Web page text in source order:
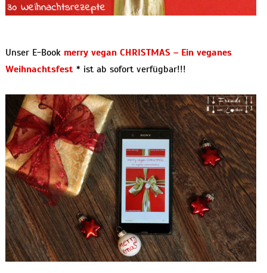
Unser E-Book merry vegan CHRISTMAS – Ein veganes
Weihnachtsfest* ist ab sofort verfügbar!!!